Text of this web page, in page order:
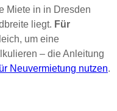
Miete in in Dresden
liegt. Für
um eine
– die Anleitung
Neuvermietung nutzen.